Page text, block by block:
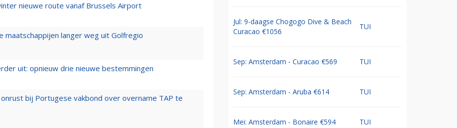
nieuwe route vanaf Brussels Airport
maatschappijen langer weg uit Golfregio
uit: opnieuw drie nieuwe bestemmingen
bij Portugese vakbond over overname TAP te
Jul: 9-daagse Chogogo Dive & Beach
Curacao €1056
TUI
Sep: Amsterdam - Curacao €569 TUI
Sep: Amsterdam - Aruba €614 TUI
Mei: Amsterdam - Bonaire €594 TUI